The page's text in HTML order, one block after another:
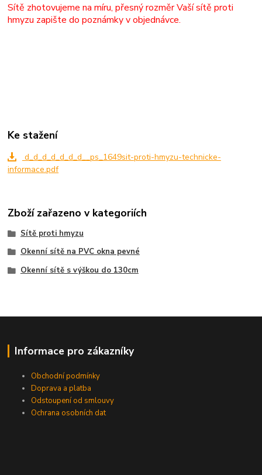
Sítě zhotovujeme na míru, přesný rozměr Vaší sítě proti
hmyzu zapište do poznámky v objednávce.
Ke stažení
d_d_d_d_d_d_d__ps_1649sit-proti-hmyzu-technicke-
informace.pdf
Zboží zařazeno v kategoriích
Sítě proti hmyzu
Okenní sítě na PVC okna pevné
Okenní sítě s výškou do 130cm
Informace pro zákazníky
Obchodní podmínky
Doprava a platba
Odstoupení od smlouvy
Ochrana osobních dat